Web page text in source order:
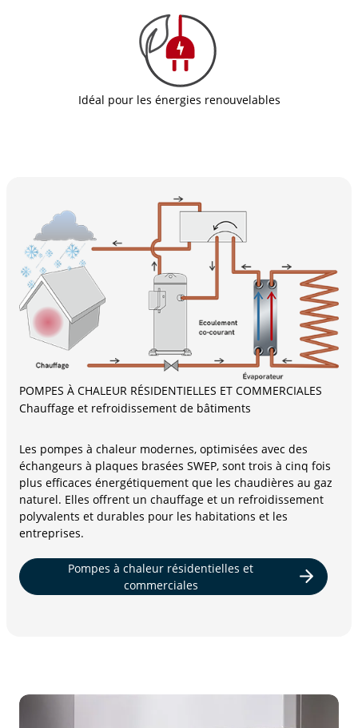
Idéal pour les énergies renouvelables
POMPES À CHALEUR RÉSIDENTIELLES ET COMMERCIALES
Chauffage et refroidissement de bâtiments
Les pompes à chaleur modernes, optimisées avec des
échangeurs à plaques brasées SWEP, sont trois à cinq fois
plus efficaces énergétiquement que les chaudières au gaz
naturel. Elles offrent un chauffage et un refroidissement
polyvalents et durables pour les habitations et les
entreprises.
Pompes à chaleur résidentielles et
commerciales